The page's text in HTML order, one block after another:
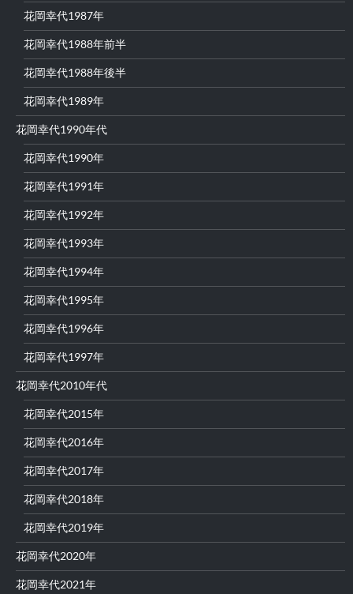
花岡幸代1987年
花岡幸代1988年前半
花岡幸代1988年後半
花岡幸代1989年
花岡幸代1990年代
花岡幸代1990年
花岡幸代1991年
花岡幸代1992年
花岡幸代1993年
花岡幸代1994年
花岡幸代1995年
花岡幸代1996年
花岡幸代1997年
花岡幸代2010年代
花岡幸代2015年
花岡幸代2016年
花岡幸代2017年
花岡幸代2018年
花岡幸代2019年
花岡幸代2020年
花岡幸代2021年